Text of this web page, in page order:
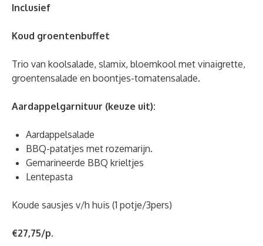
Inclusief
Koud groentenbuffet
Trio van koolsalade, slamix, bloemkool met vinaigrette,
groentensalade en boontjes-tomatensalade.
Aardappelgarnituur (keuze uit):
Aardappelsalade
BBQ-patatjes met rozemarijn.
Gemarineerde BBQ krieltjes
Lentepasta
Koude sausjes v/h huis (1 potje/3pers)
€27,75/p.